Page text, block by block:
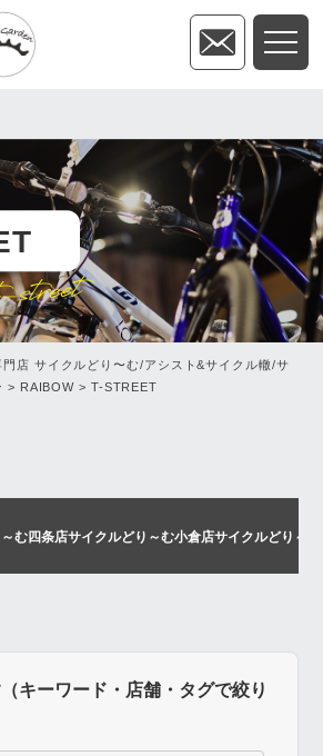
店 サイクルどり〜む/アシスト&サイクル轍/サ
> RAIBOW > T-STREET
む四条店サイクルどり～む小倉店サイクルどり～